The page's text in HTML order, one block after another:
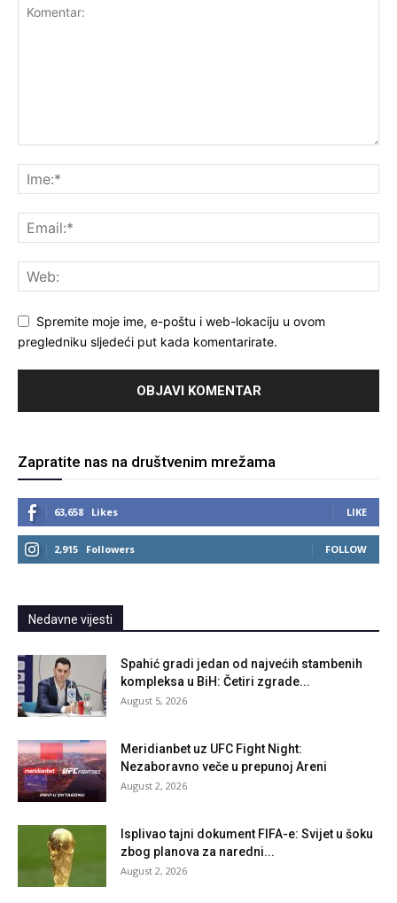
Spremite moje ime, e-poštu i web-lokaciju u ovom
pregledniku sljedeći put kada komentarirate.
Zapratite nas na društvenim mrežama
63,658 Likes LIKE
2,915 Followers FOLLOW
Nedavne vijesti
Spahić gradi jedan od najvećih stambenih
kompleksa u BiH: Četiri zgrade...
August 5, 2026
Meridianbet uz UFC Fight Night:
Nezaboravno veče u prepunoj Areni
August 2, 2026
Isplivao tajni dokument FIFA-e: Svijet u šoku
zbog planova za naredni...
August 2, 2026